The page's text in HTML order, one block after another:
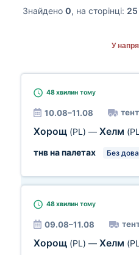
Знайдено 0, на сторінці: 25
У
48 хвилин тому
10.08–11.08 тент
Хорощ (PL) — Хелм
тнв на палетах
Без
48 хвилин тому
09.08–11.08
Хорощ (PL) — Хелм